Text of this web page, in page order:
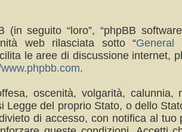
seguito “loro”, “phpBB
web rilasciata sotto “General
le aree di discussione internet,
.
oscenità, volgarità,
del proprio Stato, o dello
di accesso, con notifica al